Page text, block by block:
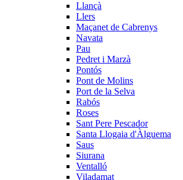
Llançà
Llers
Maçanet de Cabrenys
Navata
Pau
Pedret i Marzà
Pontós
Pont de Molins
Port de la Selva
Rabós
Roses
Sant Pere Pescador
Santa Llogaia d'Àlguema
Saus
Siurana
Ventalló
Viladamat